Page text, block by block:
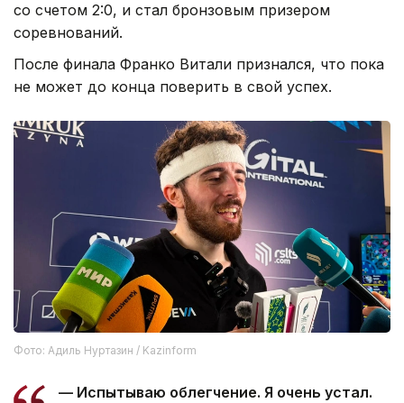
со счетом 2:0, и стал бронзовым призером
соревнований.
После финала Франко Витали признался, что пока
не может до конца поверить в свой успех.
Фото: Адиль Нуртазин / Kazinform
— Испытываю облегчение. Я очень устал.